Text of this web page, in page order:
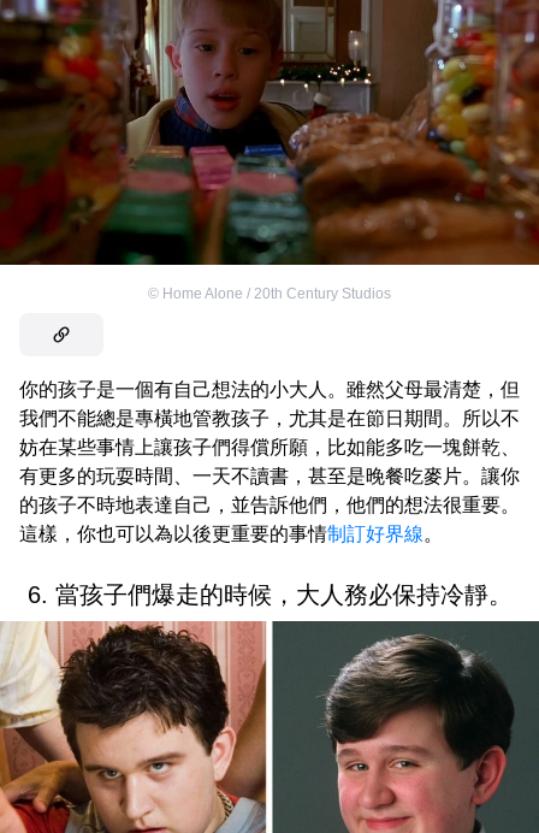
© Home Alone / 20th Century Studios
你的孩子是一個有自己想法的小大人。雖然父母最清楚，但
我們不能總是專橫地管教孩子，尤其是在節日期間。所以不
妨在某些事情上讓孩子們得償所願，比如能多吃一塊餅乾、
有更多的玩耍時間、一天不讀書，甚至是晚餐吃麥片。讓你
的孩子不時地表達自己，並告訴他們，他們的想法很重要。
這樣，你也可以為以後更重要的事情制訂好界線。
6. 當孩子們爆走的時候，大人務必保持冷靜。